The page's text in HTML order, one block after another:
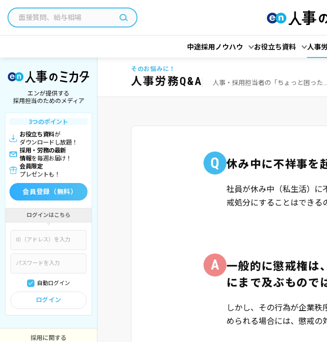
中途採用ノウハウ お役立ち資料 人事
エンが提供する
採用担当のためのメディア
3つのポイント
お役立ち資料が
ダウンロードし放題！
採用・労務の最新
情報を毎週お届け！
会員限定
プレゼントも！
会員登録（無料）
ログインはこちら
自動ログイン
ログイン
採用に関する
そのお悩みに！
人事労務Q&A 人事・採用担当者の「ちょっと困った
Q 休み中に不祥事を
社員が休み中（私生活）に
戒処分にすることはできる
A 一般的に懲戒権は
にまで及ぶもので
しかし、その行為が企業
められる場合には、懲戒の